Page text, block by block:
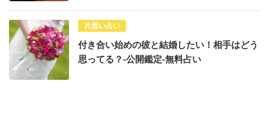
片思い占い
付き合い始めの彼と結婚したい！相手はどう
思ってる？-公開鑑定-無料占い